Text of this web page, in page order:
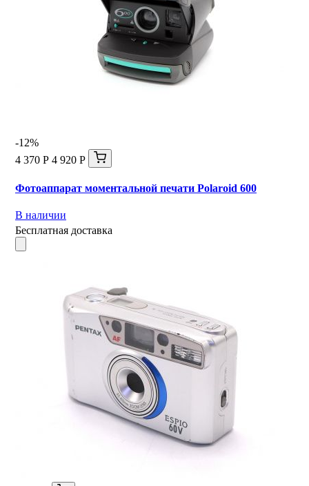
-12%
4 370 Р 4 920 Р
Фотоаппарат моментальной печати Polaroid 600
В наличии
Бесплатная доставка